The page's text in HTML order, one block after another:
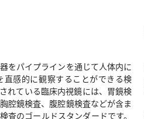
をパイプラインを通じて人体内に
感的に観察することができる検
れている臨床内視鏡には、胃鏡検
腔鏡検査、腹腔鏡検査などが含ま
査のゴールドスタンダードです。